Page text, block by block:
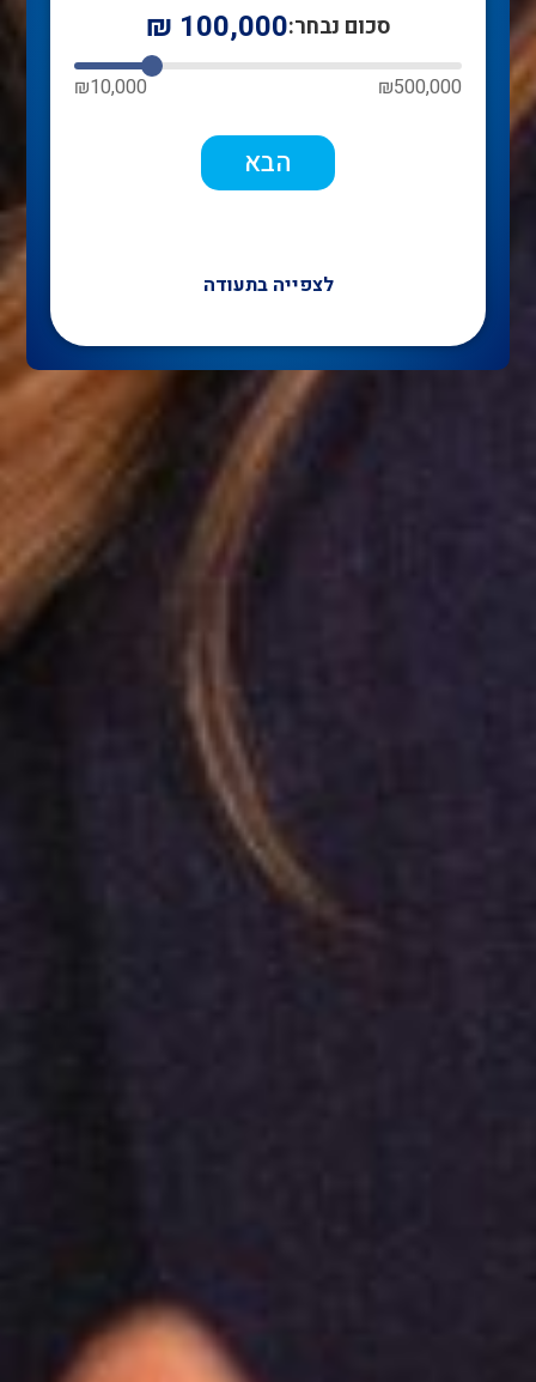
סכום נבחר:100,000
₪
10,000
₪ 500,000
₪
הבא
לצפייה בתעודה